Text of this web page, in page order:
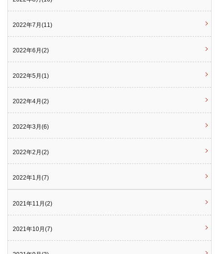
2022年7月(11)
2022年6月(2)
2022年5月(1)
2022年4月(2)
2022年3月(6)
2022年2月(2)
2022年1月(7)
2021年11月(2)
2021年10月(7)